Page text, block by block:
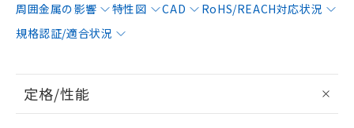
周囲金属の影響
特性図 CAD
RoHS/REACH対応状況
規格認証/適合状況
定格/性能